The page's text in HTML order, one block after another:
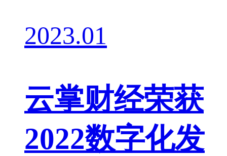
2023.01
云掌财经荣获
2022数字化发